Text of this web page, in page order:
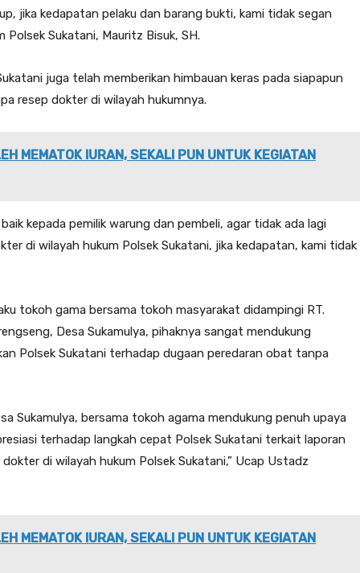
jika kedapatan pelaku dan barang bukti, kami tidak segan
Sukatani, Mauritz Bisuk, SH.
juga telah memberikan himbauan keras pada siapapun
resep dokter di wilayah hukumnya.
MEMATOK IURAN, SEKALI PUN UNTUK KEGIATAN
kepada pemilik warung dan pembeli, agar tidak ada lagi
di wilayah hukum Polsek Sukatani, jika kedapatan, kami tidak
tokoh gama bersama tokoh masyarakat didampingi RT.
Desa Sukamulya, pihaknya sangat mendukung
Polsek Sukatani terhadap dugaan peredaran obat tanpa
Sukamulya, bersama tokoh agama mendukung penuh upaya
terhadap langkah cepat Polsek Sukatani terkait laporan
di wilayah hukum Polsek Sukatani,” Ucap Ustadz
MEMATOK IURAN, SEKALI PUN UNTUK KEGIATAN